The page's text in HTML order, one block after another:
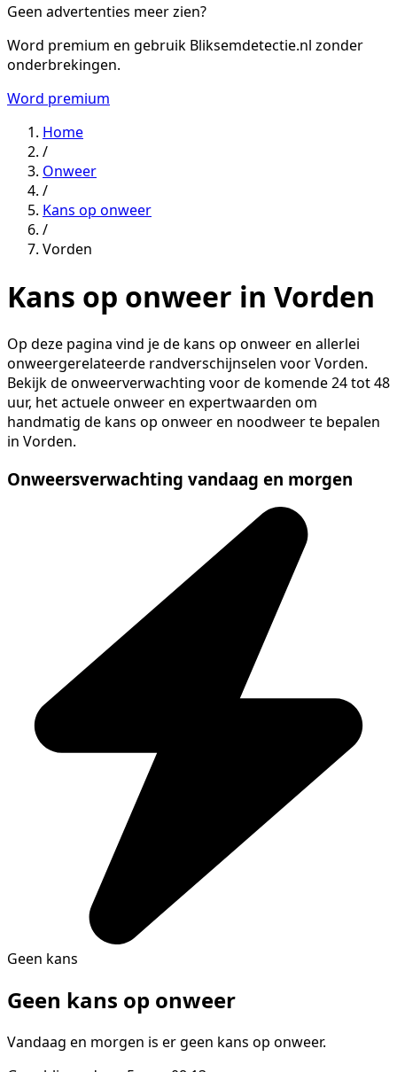
Geen advertenties meer zien?
Word premium en gebruik Bliksemdetectie.nl zonder
onderbrekingen.
Word premium
Home
/
Onweer
/
Kans op onweer
/
Vorden
Kans op onweer in Vorden
Op deze pagina vind je de kans op onweer en allerlei
onweergerelateerde randverschijnselen voor Vorden.
Bekijk de onweerverwachting voor de komende 24 tot 48
uur, het actuele onweer en expertwaarden om
handmatig de kans op onweer en noodweer te bepalen
in Vorden.
Onweersverwachting vandaag en morgen
Geen kans
Geen kans op onweer
Vandaag en morgen is er geen kans op onweer.